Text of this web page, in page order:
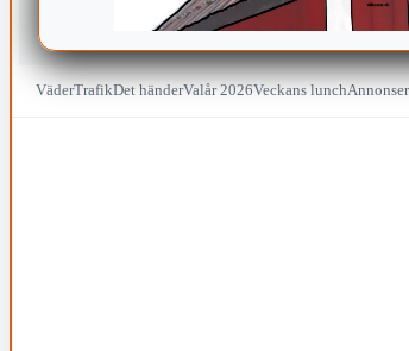
VäderTrafikDet händerValår 2026Veckans lunch